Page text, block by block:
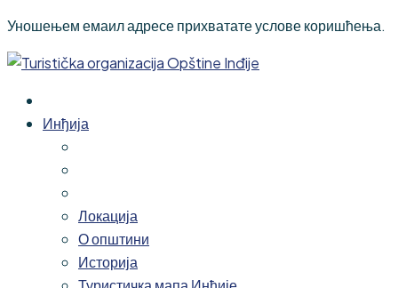
Уношењем емаил адресе прихватате услове коришћења.
Инђија
Локација
О општини
Историја